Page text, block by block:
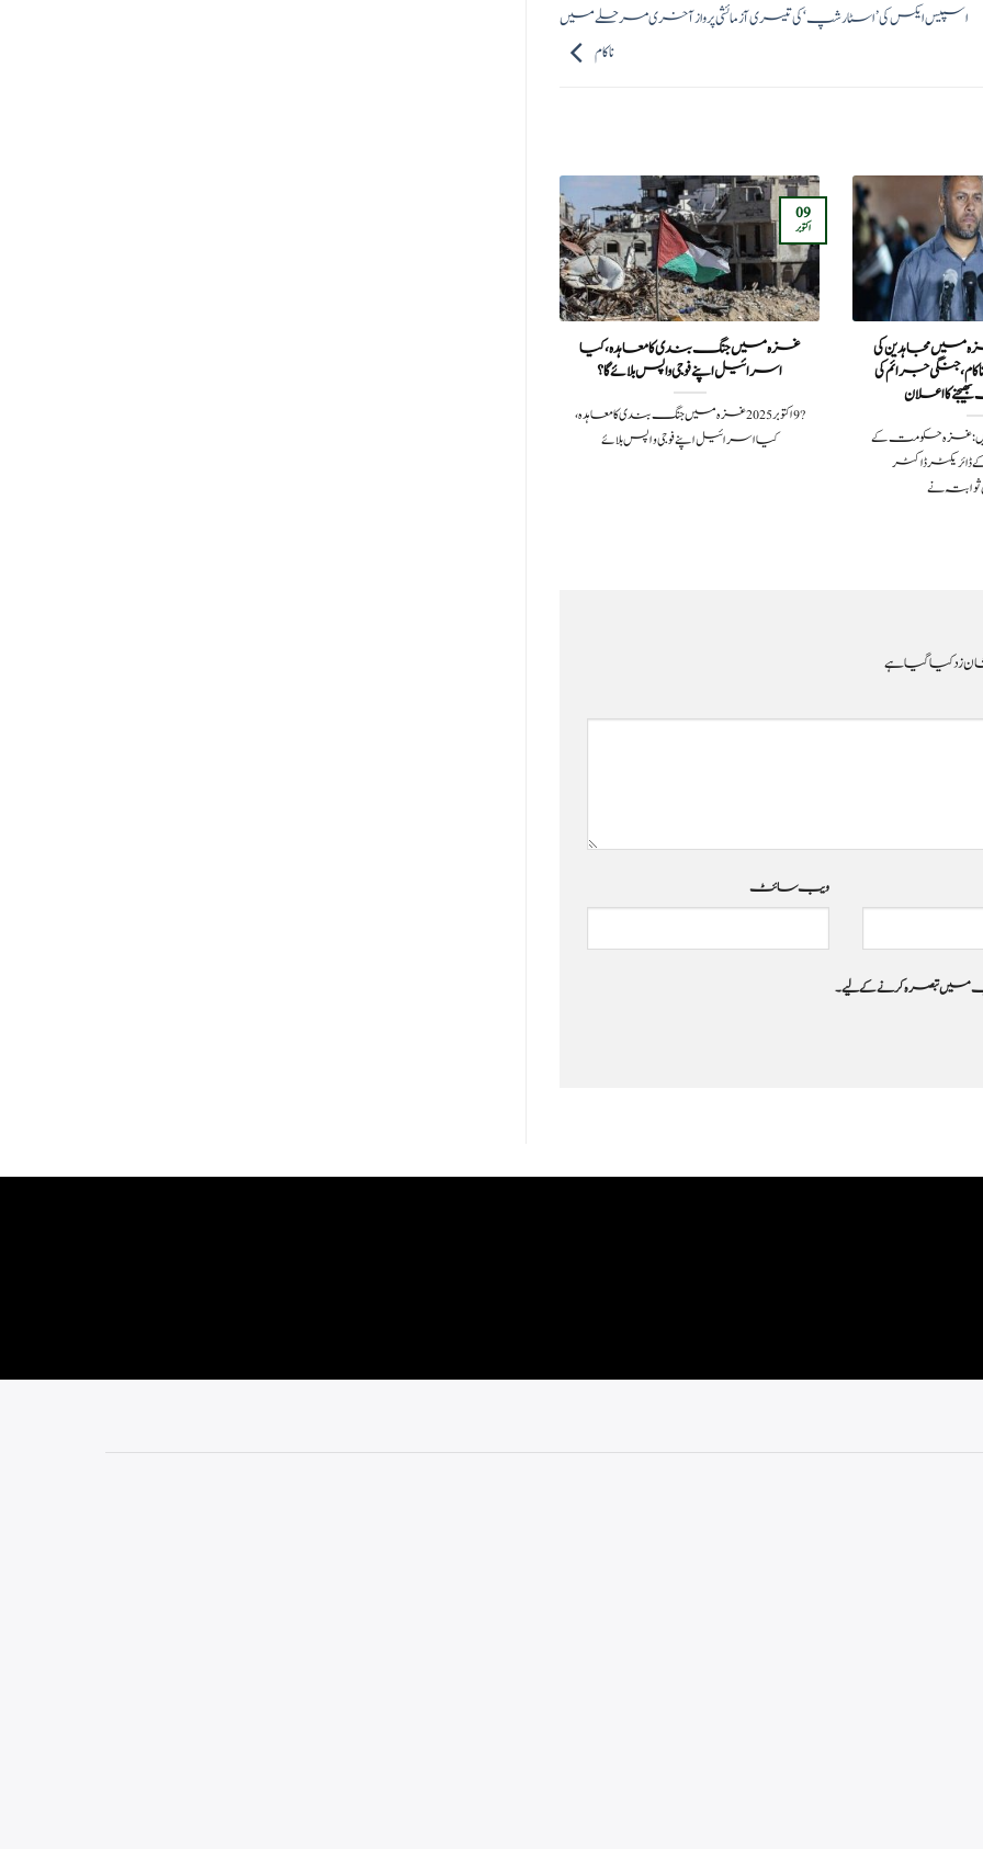
اسپیس ایکس کی ’اسٹارشپ‘ کی تیسری آزمائشی پرواز آخری مرحلے میں
ناکام
میں مجاہدین کی
جنگی جرائم کی
کا اعلان
خبریں:غزہ حکومت کے
ڈائریکٹر ڈاکٹر
نے
غزہ میں جنگ بندی کا معاہدہ، کیا
اسرائیل اپنے فوجی واپس بلائے گا؟
?️ 9 اکتوبر 2025غزہ میں جنگ بندی کا معاہدہ،
کیا اسرائیل اپنے فوجی واپس بلائے
09
اکتوبر
زد کیا گیا ہے
ویب‌ سائٹ
جب میں تبصرہ کرنے کےلیے۔